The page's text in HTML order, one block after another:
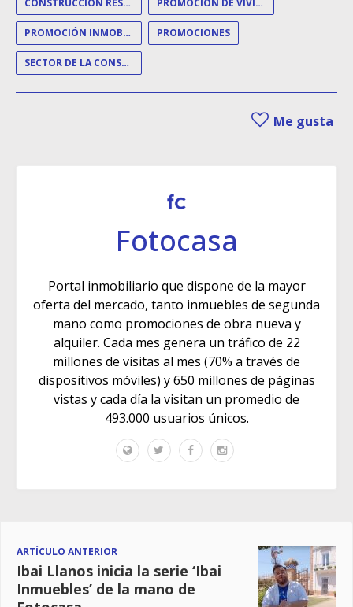
PROMOCIÓN INMOBILIARIA PROMOCIONES
SECTOR DE LA CONSTRUCCIÓN
Me gusta
Fotocasa
Portal inmobiliario que dispone de la mayor
oferta del mercado, tanto inmuebles de segunda
mano como promociones de obra nueva y
alquiler. Cada mes genera un tráfico de 22
millones de visitas al mes (70% a través de
dispositivos móviles) y 650 millones de páginas
vistas y cada día la visitan un promedio de
493.000 usuarios únicos.
ARTÍCULO ANTERIOR
Ibai Llanos inicia la serie ‘Ibai
Inmuebles’ de la mano de